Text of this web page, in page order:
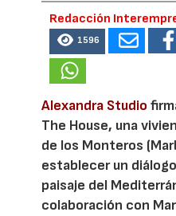
Redacción
1596
Alexandra Studio
The House, una
de los Monteros
establecer un
paisaje del
colaboración con